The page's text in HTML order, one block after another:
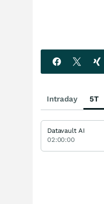
Intraday 5T
Datavault AI
02:00:00